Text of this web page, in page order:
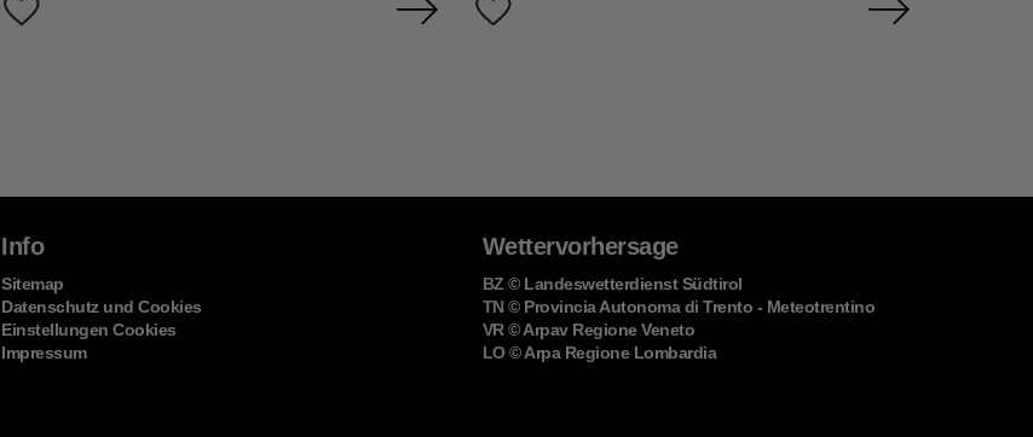
Info
Sitemap
Datenschutz und Cookies
Einstellungen Cookies
Impressum
Wettervorhersage
BZ© Landeswetterdienst Südtirol
TN© Provincia Autonoma di Trento - Meteotrentino
VR© Arpav Regione Veneto
LO© Arpa Regione Lombardia